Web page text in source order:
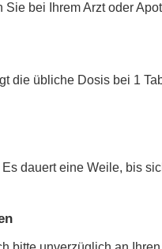
bei Ihrem Arzt oder
die übliche Dosis bei 1
dauert eine Weile, bis